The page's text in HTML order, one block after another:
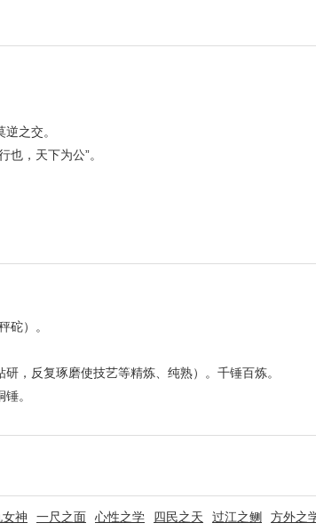
之交。
也，天下为公”。
砣）。
，反复琢磨使技艺等精炼、纯熟）。千锤百炼。
。
神 一尺之面 心性之学 四民之天 过江之鲗 方外之